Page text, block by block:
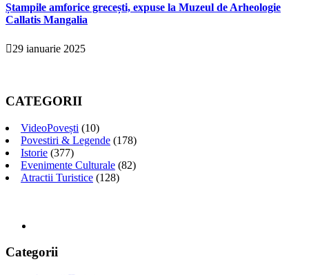
Ștampile amforice grecești, expuse la Muzeul de Arheologie
Callatis Mangalia
29 ianuarie 2025
CATEGORII
VideoPovești (10)
Povestiri & Legende (178)
Istorie (377)
Evenimente Culturale (82)
Atractii Turistice (128)
Categorii